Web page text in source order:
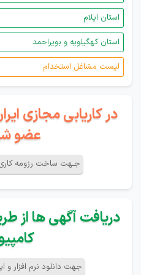
استان ایلام
استان کهگیلویه و بویراحمد
لیست مشاغل استخدام
در کاریابی مجازی
عضو
جـهت ساخت رزومه کاری
دریافت آگهی ها از
جهت دانلود نرم افزار و